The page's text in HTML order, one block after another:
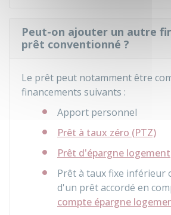
Peut-on ajouter un autre
prêt conventionné ?
Le prêt peut notamment être
financements suivants :
Apport personnel
Prêt à taux zéro (PTZ)
Prêt d'épargne logement
Prêt à taux fixe inférieur
d'un prêt accordé en
compte épargne